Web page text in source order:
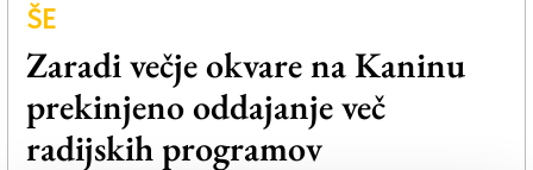
ŠE
Zaradi večje okvare na Kaninu
prekinjeno oddajanje več
radijskih programov